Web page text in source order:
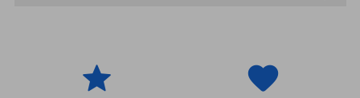
grade favorite